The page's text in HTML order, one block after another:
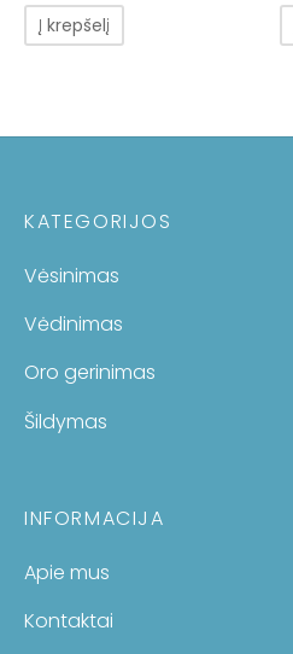
Į krepšelį
KATEGORIJOS
Vėsinimas
Vėdinimas
Oro gerinimas
Šildymas
INFORMACIJA
Apie mus
Kontaktai